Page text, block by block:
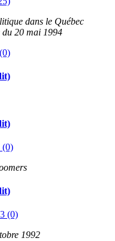
dans le Québec
20 mai 1994
(0)
(0)
1992